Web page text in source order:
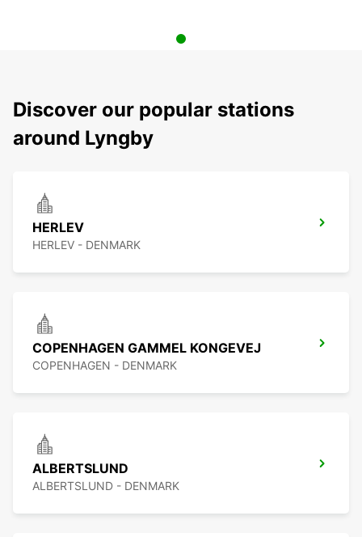
Discover our popular stations
around Lyngby
HERLEV
HERLEV - DENMARK
COPENHAGEN GAMMEL KONGEVEJ
COPENHAGEN - DENMARK
ALBERTSLUND
ALBERTSLUND - DENMARK